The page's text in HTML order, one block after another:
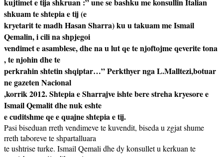
shkuam te shtepia e tij (e
kryetarit te madh Hasan Sharra) ku u takuam me Ismail
Qemalin, i cili na shpjegoi
vendimet e asamblese, dhe na u lut qe te njoftojme qeverite tona
, te njohin dhe te
perkrahin shtetin shqiptar…” Perkthyer nga L.Malltezi,botuar
ne gazeten Nacional
,korrik 2012. Shtepia e Sharrajve ishte bere streha kryesore e
Ismail Qemalit dhe nuk eshte
e cuditshme qe e quajne shtepia e tij.
Pasi biseduan rreth vendimeve te kuvendit, biseda u zgjat shume
rreth taboreve te shpartalluara
te ushtrise turke. Ismail Qemali dhe dy konsullet u kerkuan te